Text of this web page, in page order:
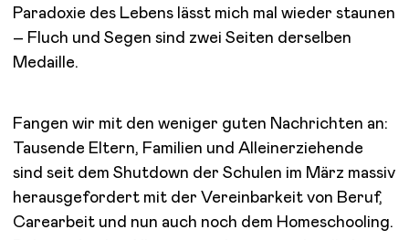
Paradoxie des Lebens lässt mich mal wieder staunen
– Fluch und Segen sind zwei Seiten derselben
Medaille.
Fangen wir mit den weniger guten Nachrichten an:
Tausende Eltern, Familien und Alleinerziehende
sind seit dem Shutdown der Schulen im März massiv
herausgefordert mit der Vereinbarkeit von Beruf,
Carearbeit und nun auch noch dem Homeschooling.